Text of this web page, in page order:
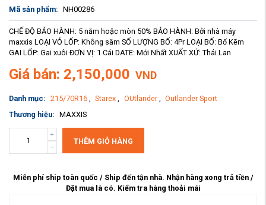
Mã sản phẩm: NH00286
CHẾ ĐỘ BẢO HÀNH: 5 năm hoặc mòn 50% BẢO HÀNH: Bởi nhà máy
maxxis LOẠI VỎ LỐP: Không săm SỐ LƯỢNG BỐ: 4Pr LOẠI BỐ: Bố Kẽm
GAI LỐP: Gai xuôi ĐƠN VỊ: 1 Cái DATE: Mới Nhất XUẤT XỨ: Thái Lan
Giá bán: 2,150,000 VND
Danh mục: 215/70R16 Starex OUtlander
Outlander Sport
Thương hiệu: MAXXIS
THÊM GIỎ HÀNG
Miễn phí ship toàn quốc / Ship đến tận nhà. Nhận hàng xong trả tiền /
Đặt mua là có. Kiểm tra hàng thoải mái